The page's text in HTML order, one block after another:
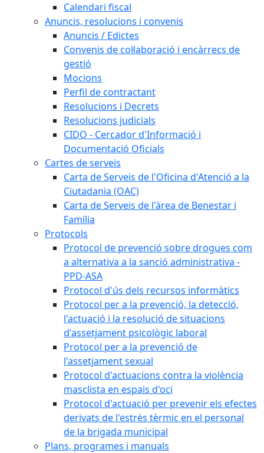
Calendari fiscal
Anuncis, resolucions i convenis
Anuncis / Edictes
Convenis de col·laboració i encàrrecs de
gestió
Mocions
Perfil de contractant
Resolucions i Decrets
Resolucions judicials
CIDO - Cercador d'Informació i
Documentació Oficials
Cartes de serveis
Carta de Serveis de l'Oficina d'Atenció a la
Ciutadania (OAC)
Carta de Serveis de l'àrea de Benestar i
Família
Protocols
Protocol de prevenció sobre drogues com
a alternativa a la sanció administrativa -
PPD-ASA
Protocol d'ús dels recursos informàtics
Protocol per a la prevenció, la detecció,
l'actuació i la resolució de situacions
d'assetjament psicològic laboral
Protocol per a la prevenció de
l'assetjament sexual
Protocol d'actuacions contra la violència
masclista en espais d'oci
Protocol d'actuació per prevenir els efectes
derivats de l'estrès tèrmic en el personal
de la brigada municipal
Plans, programes i manuals